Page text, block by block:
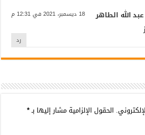
الله الطاهر 18 ديسمبر، 2021 في 12:31 م
رد
الحقول الإلزامية مشار إليها بـ*